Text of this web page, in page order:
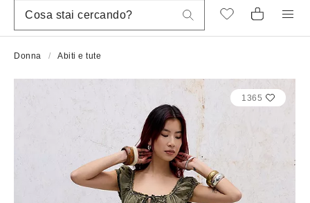
Donna Abiti e tute
1365